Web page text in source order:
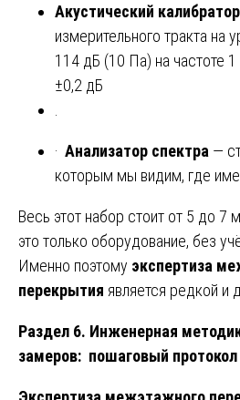
Акустический калибратор
измерительного тракта на
114 дБ (10 Па) на частоте 1
±0,2 дБ
· Анализатор спектра —
которым мы видим, где
Весь этот набор стоит от 5 до 7
это только оборудование, без
Именно поэтому экспертиза
перекрытия является редкой и
Раздел 6. Инженерная
замеров: пошаговый протокол